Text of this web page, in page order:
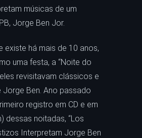
músicas de um
Jorge Ben Jor.
existe há mais de 10 anos,
uma festa, a “Noite do
eles revisitavam clássicos e
Jorge Ben. Ano passado
registro em CD e em
dessas noitadas, “Los
Interpretam Jorge Ben